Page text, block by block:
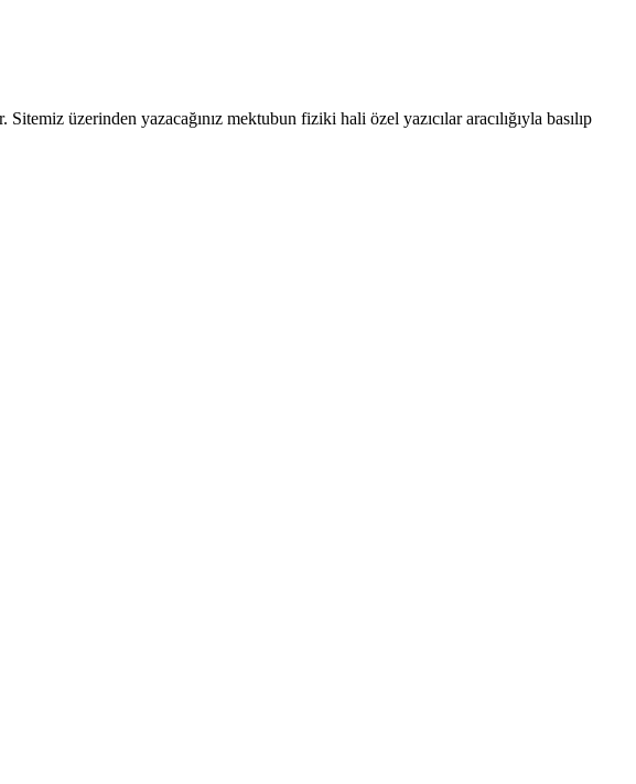
üzerinden yazacağınız mektubun fiziki hali özel yazıcılar aracılığıyla basılıp